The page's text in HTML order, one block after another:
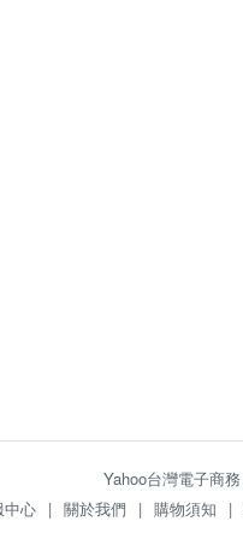
Yahoo台灣電子商
中心 | 關於我們 | 購物須知 |